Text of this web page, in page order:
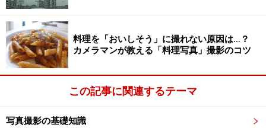
かったのに～」、と残念がった経験をお持ちかもしれま
せんね。
同じ場所で風景だけを撮った写真。見た感じのままのこのよ
うなきれいな背景とともに人物も撮りたいですね。
料理を「おいしそう」に撮れない原因は…？
カメラマンが教える「料理写真」撮影のコツ
この記事に関連するテーマ
写真撮影の基礎知識